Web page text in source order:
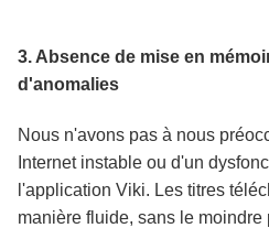
3. Absence de mise en
d'anomalies
Nous n'avons pas à nous
Internet instable ou d'un
l'application Viki. Les titres
manière fluide, sans le